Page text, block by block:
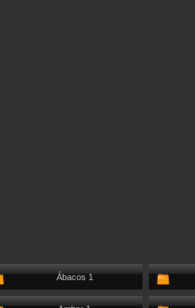
Ábacos 1